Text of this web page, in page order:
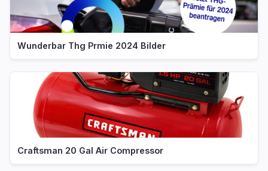
Wunderbar Thg Prmie 2024 Bilder
Craftsman 20 Gal Air Compressor